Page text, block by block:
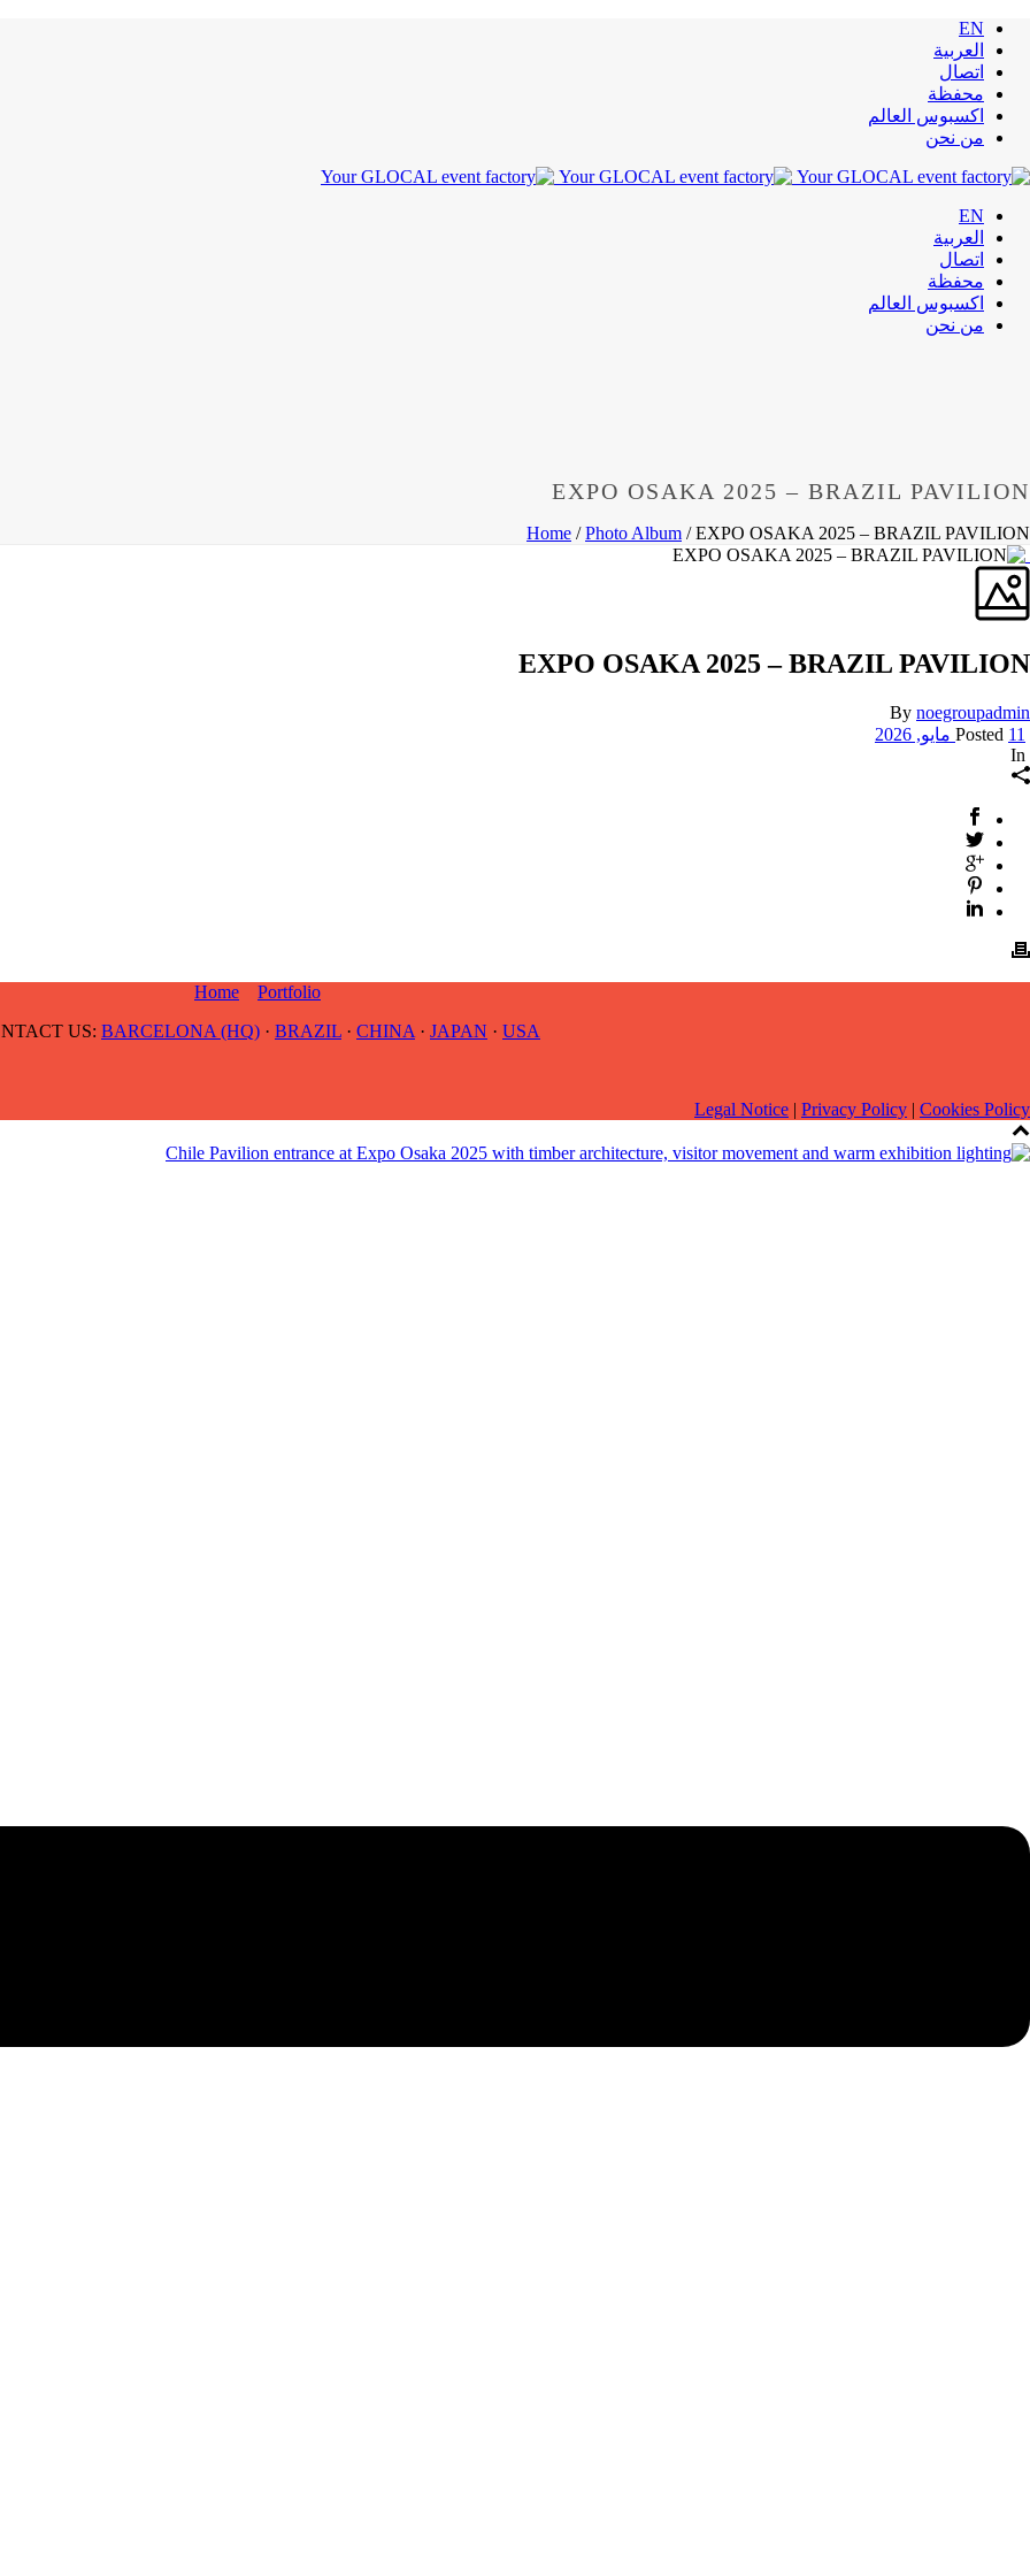
EN
العربية
اتصال
محفظة
اكسبوس العالم
من نحن
EN
العربية
اتصال
محفظة
اكسبوس العالم
من نحن
EXPO OSAKA 2025 – BRAZIL PAVILION
Home /Photo Album / EXPO OSAKA 2025 – BRAZIL PAVILION
EXPO OSAKA 2025 – BRAZIL PAVILION
By noegroupadmin
11 مايو, 2026
Home
Portfolio
US: BARCELONA (HQ) · BRAZIL · CHINA · JAPAN · USA
Legal Notice | Privacy Policy | Cookies Policy